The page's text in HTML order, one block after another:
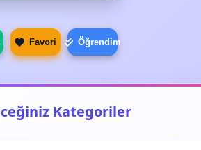
Favori Öğrendim
Kategoriler